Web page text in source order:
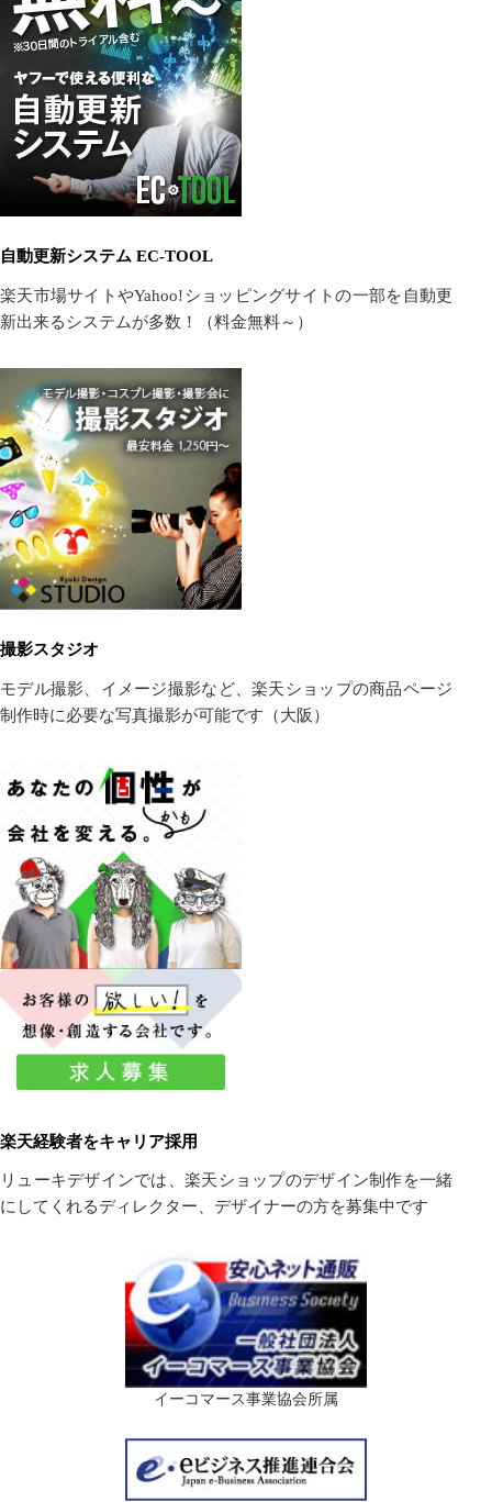
自動更新システム EC-TOOL
楽天市場サイトやYahoo!ショッピングサイトの一部を自動更
新出来るシステムが多数！（料金無料～）
撮影スタジオ
モデル撮影、イメージ撮影など、楽天ショップの商品ページ
制作時に必要な写真撮影が可能です（大阪）
楽天経験者をキャリア採用
リューキデザインでは、楽天ショップのデザイン制作を一緒
にしてくれるディレクター、デザイナーの方を募集中です
イーコマース事業協会所属